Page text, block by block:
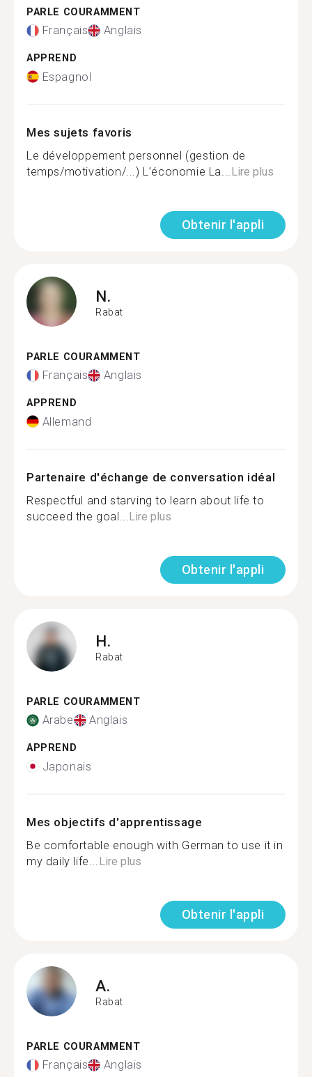
PARLE COURAMMENT
Français Anglais
APPREND
Espagnol
Mes sujets favoris
Le développement personnel (gestion de
temps/motivation/...) L’économie La... Lire plus
Obtenir l'appli
N.
Rabat
PARLE COURAMMENT
Français Anglais
APPREND
Allemand
Partenaire d'échange de conversation idéal
Respectful and starving to learn about life to
succeed the goal... Lire plus
Obtenir l'appli
H.
Rabat
PARLE COURAMMENT
Arabe Anglais
APPREND
Japonais
Mes objectifs d'apprentissage
Be comfortable enough with German to use it in
my daily life... Lire plus
Obtenir l'appli
A.
Rabat
PARLE COURAMMENT
Français Anglais